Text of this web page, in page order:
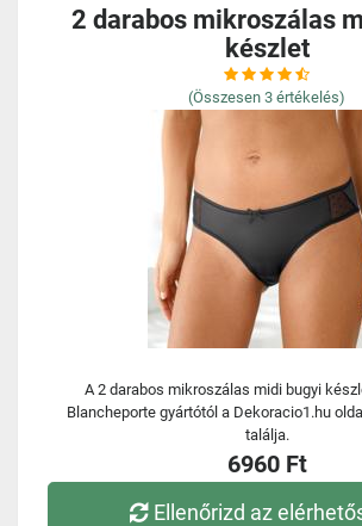
2 darabos mikroszálas
készlet
(Összesen 3 értékelés)
A 2 darabos mikroszálas midi bugyi
Blancheporte gyártótól a Dekoracio1.hu
találja.
6960 Ft
Ellenőrizd az